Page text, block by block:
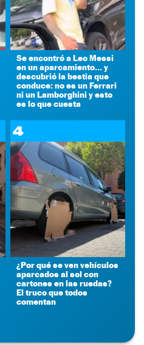
Se encontró a Leo Messi
en un aparcamiento... y
descubrió la bestia que
conduce: no es un Ferrari
ni un Lamborghini y esto
es lo que cuesta
4
¿Por qué se ven vehículos
aparcados al sol con
cartones en las ruedas?
El truco que todos
comentan